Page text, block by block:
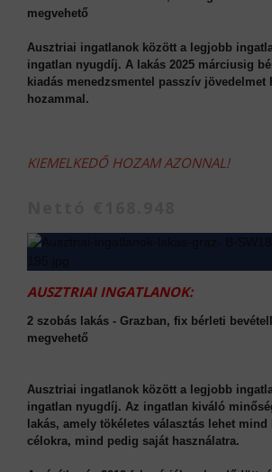
megvehető
Ausztriai ingatlanok között a legjobb
ingatlan nyugdíj. A lakás 2025 márciusig
kiadás menedzsmentel passzív jövedelmet
hozammal.
KIEMELKEDŐ HOZAM AZONNAL!
AUSZTRIAI INGATLANOK:
2 szobás lakás - Grazban, fix bérleti
megvehető
Ausztriai ingatlanok között a legjobb
ingatlan nyugdíj. Az ingatlan kiváló
lakás, amely tökéletes választás lehet mind
célokra, mind pedig saját használatra.